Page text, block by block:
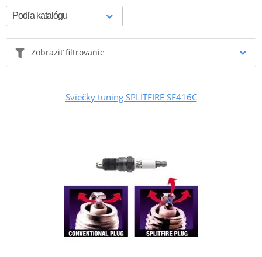
Zobraziť filtrovanie
Sviečky tuning SPLITFIRE SF416C